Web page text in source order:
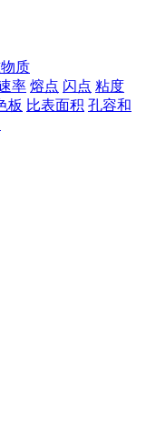
质
率 熔点 闪点 粘度
板 比表面积 孔容和